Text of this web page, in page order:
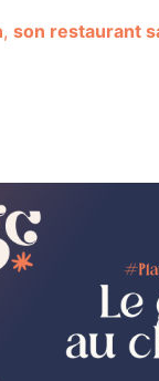
, son restaurant